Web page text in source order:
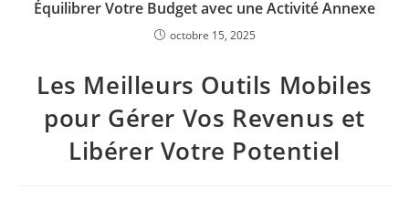
Équilibrer Votre Budget avec une Activité Annexe
octobre 15, 2025
Les Meilleurs Outils Mobiles
pour Gérer Vos Revenus et
Libérer Votre Potentiel